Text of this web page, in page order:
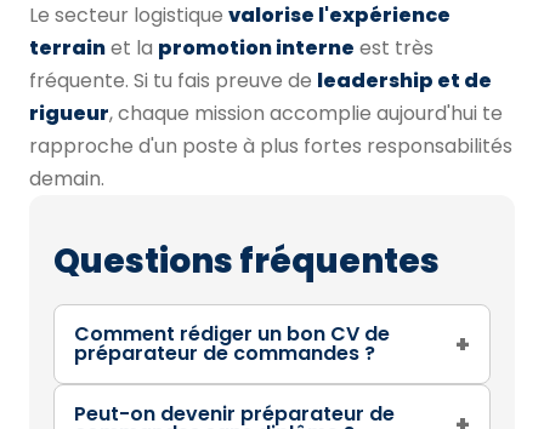
Le secteur logistique valorise l'expérience
terrainet la promotion interne est très
fréquente. Si tu fais preuve de leadership et de
rigueur, chaque mission accomplie aujourd'hui te
rapproche d'un poste à plus fortes responsabilités
demain.
Questions fréquentes
Comment rédiger un bon CV de
préparateur de commandes ? +
Peut-on devenir préparateur de